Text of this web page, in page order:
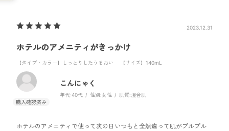
2023.12.31
ホテルのアメニティがきっかけ
【タイプ・カラー】しっとりしたうるおい 【サイズ】140mL
こんにゃく
年代:40代 性別:女性 肌質:混合肌
ホテルのアメニティで使って次の日いつもと全然違って肌がプルプル